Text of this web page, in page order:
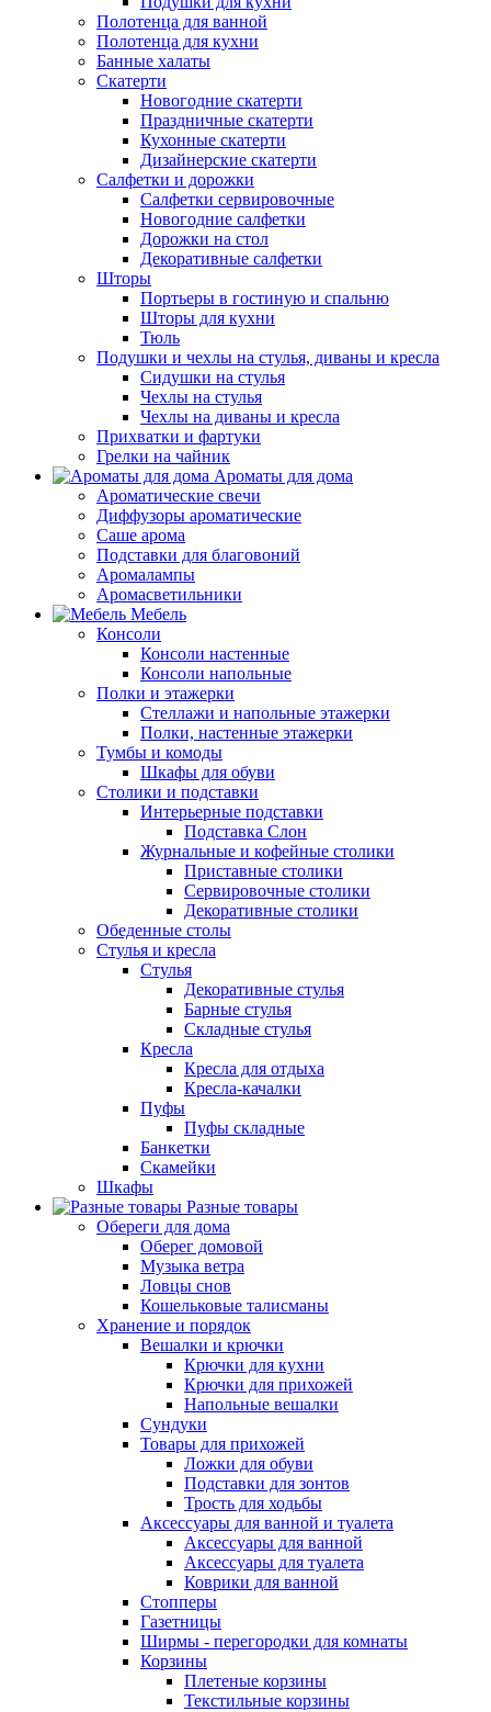
Полотенца для ванной
Полотенца для кухни
Банные халаты
Скатерти
Новогодние скатерти
Праздничные скатерти
Кухонные скатерти
Дизайнерские скатерти
Салфетки и дорожки
Салфетки сервировочные
Новогодние салфетки
Дорожки на стол
Декоративные салфетки
Шторы
Портьеры в гостиную и спальню
Шторы для кухни
Тюль
Подушки и чехлы на стулья, диваны и кресла
Сидушки на стулья
Чехлы на стулья
Чехлы на диваны и кресла
Прихватки и фартуки
Грелки на чайник
Ароматы для дома
Ароматические свечи
Диффузоры ароматические
Саше арома
Подставки для благовоний
Аромалампы
Аромасветильники
Мебель
Консоли
Консоли настенные
Консоли напольные
Полки и этажерки
Стеллажи и напольные этажерки
Полки, настенные этажерки
Тумбы и комоды
Шкафы для обуви
Столики и подставки
Интерьерные подставки
Подставка Слон
Журнальные и кофейные столики
Приставные столики
Сервировочные столики
Декоративные столики
Обеденные столы
Стулья и кресла
Стулья
Декоративные стулья
Барные стулья
Складные стулья
Кресла
Кресла для отдыха
Кресла-качалки
Пуфы
Пуфы складные
Банкетки
Скамейки
Шкафы
Разные товары
Обереги для дома
Оберег домовой
Музыка ветра
Ловцы снов
Кошельковые талисманы
Хранение и порядок
Вешалки и крючки
Крючки для кухни
Крючки для прихожей
Напольные вешалки
Сундуки
Товары для прихожей
Ложки для обуви
Подставки для зонтов
Трость для ходьбы
Аксессуары для ванной и туалета
Аксессуары для ванной
Аксессуары для туалета
Коврики для ванной
Стопперы
Газетницы
Ширмы - перегородки для комнаты
Корзины
Плетеные корзины
Текстильные корзины